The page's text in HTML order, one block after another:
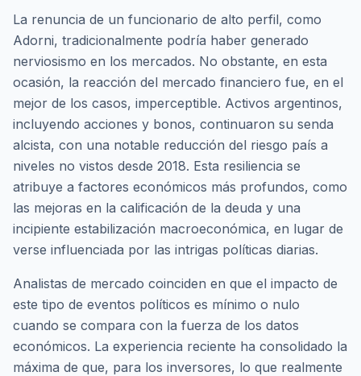
La renuncia de un funcionario de alto perfil, como
Adorni, tradicionalmente podría haber generado
nerviosismo en los mercados. No obstante, en esta
ocasión, la reacción del mercado financiero fue, en el
mejor de los casos, imperceptible. Activos argentinos,
incluyendo acciones y bonos, continuaron su senda
alcista, con una notable reducción del riesgo país a
niveles no vistos desde 2018. Esta resiliencia se
atribuye a factores económicos más profundos, como
las mejoras en la calificación de la deuda y una
incipiente estabilización macroeconómica, en lugar de
verse influenciada por las intrigas políticas diarias.
Analistas de mercado coinciden en que el impacto de
este tipo de eventos políticos es mínimo o nulo
cuando se compara con la fuerza de los datos
económicos. La experiencia reciente ha consolidado la
máxima de que, para los inversores, lo que realmente